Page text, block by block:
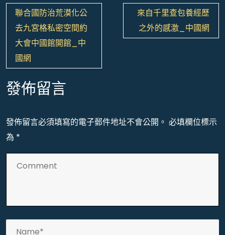
文
章
導
覽
聯合國防治荒漠化公
去九宮格私密空間約
大會中國館開館_中
國網
來自千里查包養經歷
之外的感激_中國網
發佈留言
發佈留言必須填寫的電子郵件地址不會公開。 必填欄位標示
為 *